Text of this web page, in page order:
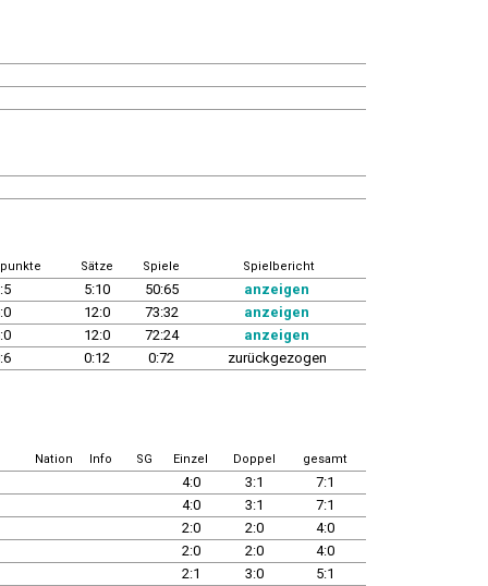
Sätze Spiele Spielbericht
5:10 50:65
anzeigen
12:0 73:32
anzeigen
12:0 72:24
anzeigen
0:12 0:72 zurückgezogen
Nation Info SG Einzel Doppel gesamt
4:0 3:1
7:1
4:0 3:1
7:1
2:0 2:0
4:0
2:0 2:0
4:0
2:1 3:0
5:1